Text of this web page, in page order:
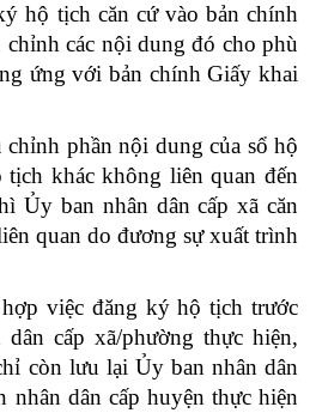
hộ tịch căn cứ vào bản chính
các nội dung đó cho phù
ứng với bản chính Giấy khai
phần nội dung của sổ hộ
khác không liên quan đến
Ủy ban nhân dân cấp xã căn
quan do đương sự xuất trình
đăng ký hộ tịch trước
cấp xã/phường thực hiện,
còn lưu lại Ủy ban nhân dân
nhân dân cấp huyện thực hiện